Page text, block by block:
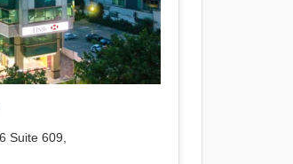
Suite 609,